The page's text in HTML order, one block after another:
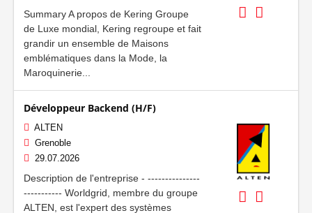
Summary A propos de Kering Groupe
de Luxe mondial, Kering regroupe et fait
grandir un ensemble de Maisons
emblématiques dans la Mode, la
Maroquinerie...
Développeur Backend (H/F)
ALTEN
Grenoble
29.07.2026
Description de l'entreprise - ---------------
----------- Worldgrid, membre du groupe
ALTEN, est l'expert des systèmes